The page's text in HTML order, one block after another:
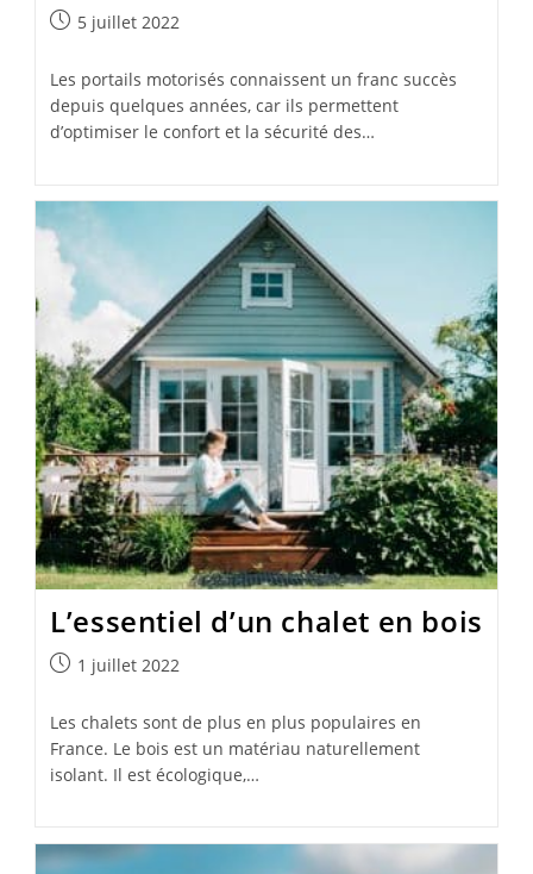
Publication
5 juillet 2022
Les portails motorisés connaissent un franc succès
depuis quelques années, car ils permettent
d’optimiser le confort et la sécurité des…
L’essentiel d’un chalet en bois
Publication
1 juillet 2022
Les chalets sont de plus en plus populaires en
France. Le bois est un matériau naturellement
isolant. Il est écologique,…